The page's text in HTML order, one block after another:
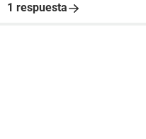
1 respuesta